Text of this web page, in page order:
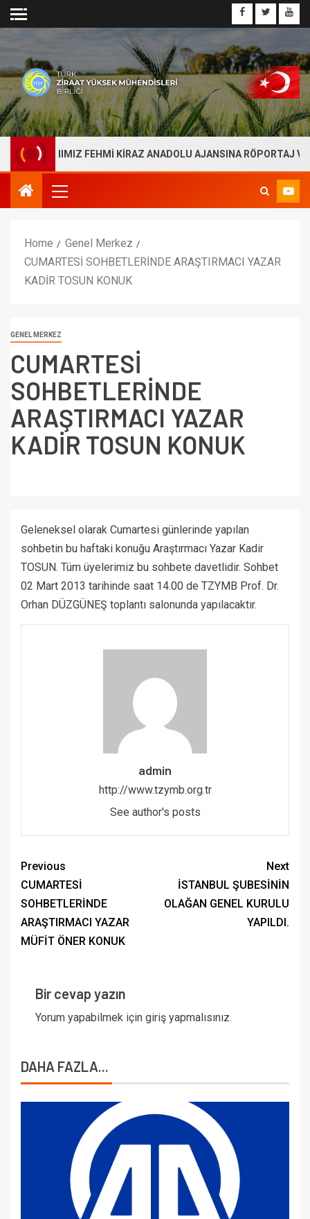
FEHMİ KİRAZ ANADOLU AJANSINA RÖPORTAJ VERDİ
Home
Genel Merkez
CUMARTESİ SOHBETLERİNDE ARAŞTIRMACI YAZAR
KADİR TOSUN KONUK
GENEL MERKEZ
CUMARTESİ
SOHBETLERİNDE
ARAŞTIRMACI YAZAR
KADİR TOSUN KONUK
Geleneksel olarak Cumartesi günlerinde yapılan
sohbetin bu haftaki konuğu Araştırmacı Yazar Kadir
TOSUN. Tüm üyelerimiz bu sohbete davetlidir. Sohbet
02 Mart 2013 tarihinde saat 14.00 de TZYMB Prof. Dr.
Orhan DÜZGÜNEŞ toplantı salonunda yapılacaktır.
admin
http://www.tzymb.org.tr
See author's posts
Previous
CUMARTESİ
SOHBETLERİNDE
ARAŞTIRMACI YAZAR
MÜFİT ÖNER KONUK
Next
İSTANBUL ŞUBESİNİN
OLAĞAN GENEL KURULU
YAPILDI.
Bir cevap yazın
Yorum yapabilmek için giriş yapmalısınız.
DAHA FAZLA...